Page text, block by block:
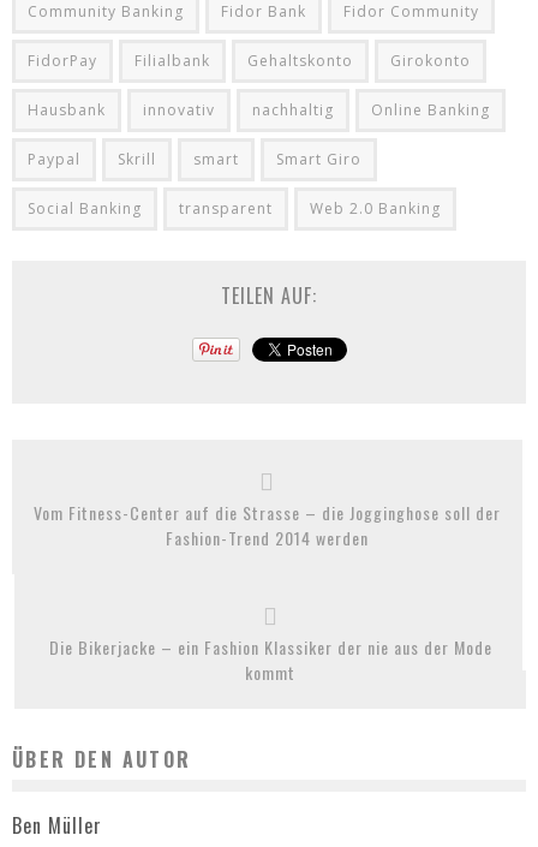
Community Banking Fidor Bank Fidor Community
FidorPay Filialbank Gehaltskonto Girokonto
Hausbank innovativ nachhaltig Online Banking
Paypal Skrill smart Smart Giro
Social Banking transparent Web 2.0 Banking
TEILEN AUF:
Vom Fitness-Center auf die Strasse – die Jogginghose soll der
Fashion-Trend 2014 werden
Die Bikerjacke – ein Fashion Klassiker der nie aus der Mode
kommt
ÜBER DEN AUTOR
Ben Müller